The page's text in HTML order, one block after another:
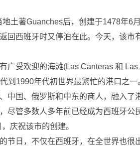
著Guanches后，创建于1478年6月
回西班牙时又停泊在此。今天，该市
受欢迎的海滩(Las Canteras 和 Las
到1990年代初世界最繁忙的港口之一
中国、俄罗斯和中东的商人，融入了
尽管多数人多年前已经成为西班牙公
庆祝该市的创建。
日，不仅在西班牙，在全世界也很出